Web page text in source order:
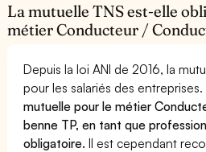
La mutuelle TNS est-elle
métier Conducteur /
Depuis la loi ANI de 2016, la
pour les salariés des entreprises.
mutuelle pour le métier
benne TP, en tant que
obligatoire.Il est cependant